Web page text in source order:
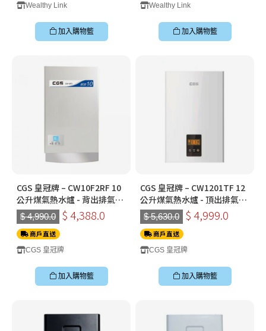
Wealthy Link
加入購物籃
Wealthy Link
加入購物籃
CGS 皇冠牌 – CW10F2RF 10
公升煤氣熱水爐 - 背出排氣
(連標準安裝)
$ 4,990.0 $ 4,388.0
商戶直送
CGS 皇冠牌
加入購物籃
CGS 皇冠牌 – CW1201TF 12
公升煤氣熱水爐 - 頂出排氣
(連標準安裝)
$ 5,630.0 $ 4,999.0
商戶直送
CGS 皇冠牌
加入購物籃